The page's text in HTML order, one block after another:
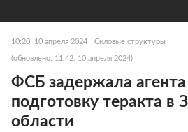
10:20, 10 апреля 2024 Силовые структуры
(обновлено: 11:42, 10 апреля 2024)
ФСБ задержала
подготовку теракта в
области